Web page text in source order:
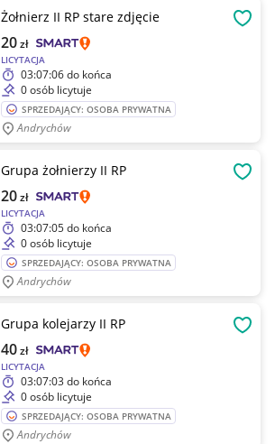
Żołnierz II RP stare zdjęcie
LICYTACJA
20zł
03:07:06do końca
0 osób licytuje
SPRZEDAJĄCY: OSOBA PRYWATNA
Andrychów
Grupa żołnierzy II RP
LICYTACJA
20zł
03:07:05do końca
0 osób licytuje
SPRZEDAJĄCY: OSOBA PRYWATNA
Andrychów
Grupa kolejarzy II RP
LICYTACJA
40zł
03:07:03do końca
0 osób licytuje
SPRZEDAJĄCY: OSOBA PRYWATNA
Andrychów